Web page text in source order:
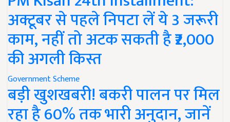
अक्टूबर से पहले निपटा लें ये 3 जरूरी
काम, नहीं तो अटक सकती है ₹2,000
की अगली किस्त
Government Scheme
बड़ी खुशखबरी! बकरी पालन पर मिल
रहा है 60% तक भारी अनुदान, जानें